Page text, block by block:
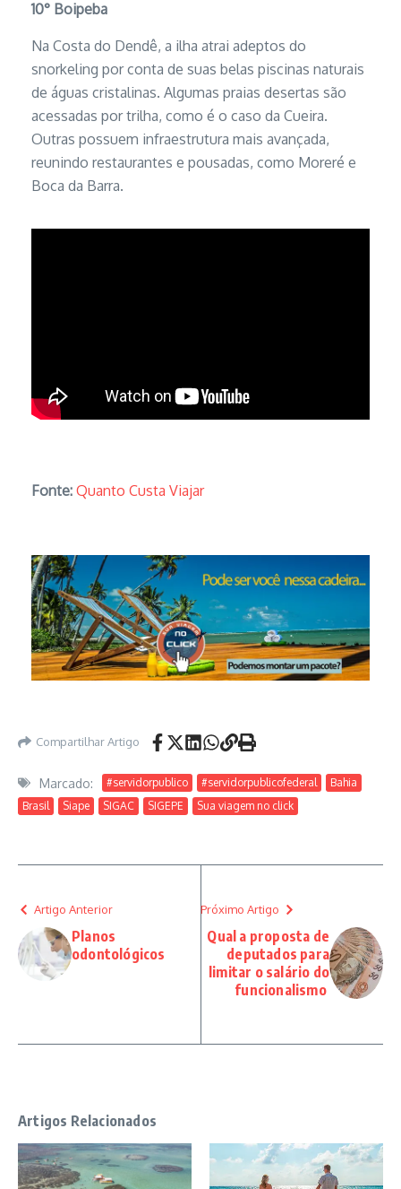
10° Boipeba
Na Costa do Dendê, a ilha atrai adeptos do
snorkeling por conta de suas belas piscinas naturais
de águas cristalinas. Algumas praias desertas são
acessadas por trilha, como é o caso da Cueira.
Outras possuem infraestrutura mais avançada,
reunindo restaurantes e pousadas, como Moreré e
Boca da Barra.
Fonte: Quanto Custa Viajar
Compartilhar Artigo
Marcado: #servidorpublico #servidorpublicofederal
Bahia
Brasil
Siape SIGAC SIGEPE Sua viagem no click
Artigo Anterior
Planos
odontológicos
Próximo Artigo
Qual a proposta de
deputados para
limitar o salário do
funcionalismo
Artigos Relacionados